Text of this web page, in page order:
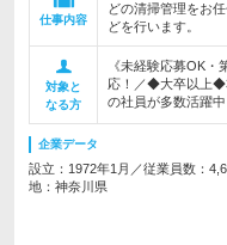
仕事内容
どの清掃管理をお
どを行います。
対象と
なる方
《未経験応募OK
応！／◆大卒以上
の社員が多数活躍中
企業データ
設立：1972年1月／従業員数：
地：神奈川県